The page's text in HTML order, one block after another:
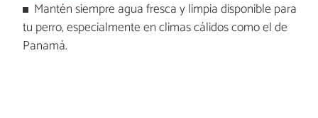
Mantén siempre agua fresca y limpia disponible para
tu perro, especialmente en climas cálidos como el de
Panamá.